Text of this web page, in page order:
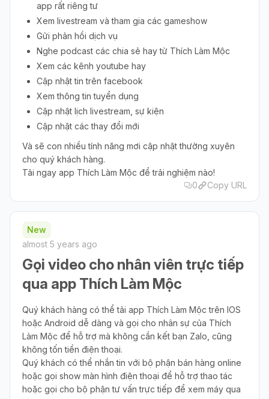
app rất riêng tư
Xem livestream và tham gia các gameshow
Gửi phản hồi dịch vụ
Nghe podcast các chia sẻ hay từ Thích Làm Mộc
Xem các kênh youtube hay
Cập nhật tin trên facebook
Xem thông tin tuyển dụng
Cập nhật lịch livestream, sự kiện
Cập nhật các thay đổi mới
Và sẽ con nhiều tính năng mơi cập nhật thường xuyên
cho quý khách hàng.
Tải ngay app Thích Làm Mộc để trải nghiệm nào!
0
Copy URL
New
almost 5 years ago
Gọi video cho nhân viên trực tiếp
qua app Thích Làm Mộc
Quý khách hàng có thể tải app Thích Làm Mộc trên IOS
hoặc Android dễ dàng và gọi cho nhân sự của Thích
Làm Mộc để hỗ trợ mà không cần kết bạn Zalo, cũng
không tốn tiền điện thoại.
Quý khách có thể nhắn tin với bộ phận bán hàng online
hoặc gọi show màn hình điện thoại để hỗ trợ thao tác
hoặc gọi cho bộ phận tư vấn trực tiếp để xem máy qua